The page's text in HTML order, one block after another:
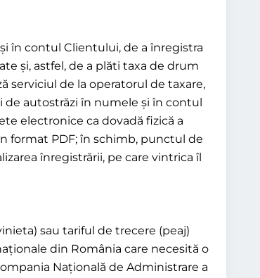
în contul Clientului, de a înregistra
și, astfel, de a plăti taxa de drum
serviciul de la operatorul de taxare,
de autostrăzi în numele și în contul
electronice ca dovadă fizică a
format PDF; în schimb, punctul de
înregistrării, pe care vintrica îl
sau tariful de trecere (peaj)
din România care necesită o
Națională de Administrare a